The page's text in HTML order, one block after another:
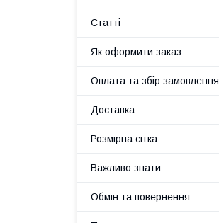
Статті
Як оформити заказ
Оплата та збір замовлення
Доставка
Розмірна сітка
Важливо знати
Обмін та повернення